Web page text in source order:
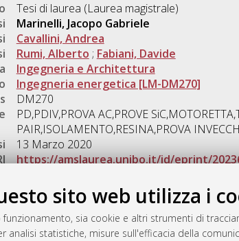
sito web utilizza i
sia cookie e altri strumenti di
statistiche, misure sull'efficacia della
Tesi di laurea (Laurea magistrale)
Marinelli, Jacopo Gabriele
Cavallini, Andrea
Rumi, Alberto ; Fabiani, Davide
Ingegneria e Architettura
Ingegneria energetica [LM-DM270]
DM270
PD,PDIV,PROVA AC,PROVE
PAIR,ISOLAMENTO,RESINA,PROVA
13 Marzo 2020
https://amslaurea.unibo.it/id/eprint/
Gestione del documento: